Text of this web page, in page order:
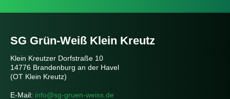
SG Grün-Weiß Klein Kreutz
Klein Kreutzer Dorfstraße 10
14776 Brandenburg an der Havel
(OT Klein Kreutz)
E-Mail: info@sg-gruen-weiss.de